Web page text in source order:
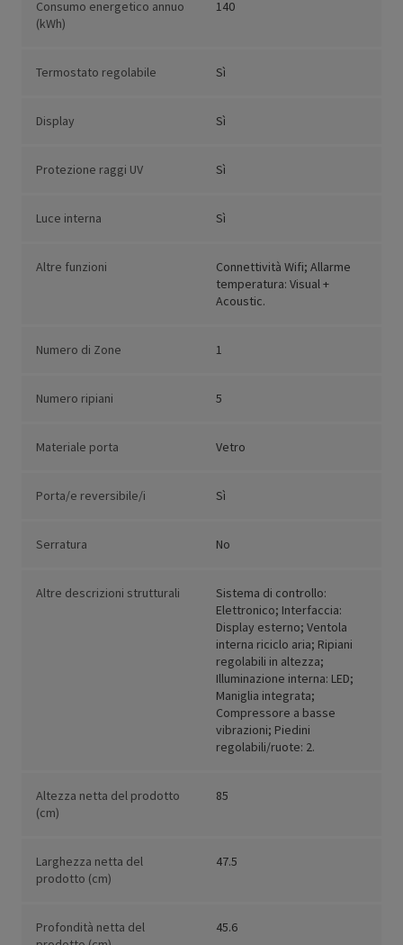
Consumo energetico annuo
(kWh)
140
Termostato regolabile Sì
Display Sì
Protezione raggi UV Sì
Luce interna Sì
Altre funzioni
Connettività Wifi; Allarme
temperatura: Visual +
Acoustic.
Numero di Zone 1
Numero ripiani 5
Materiale porta Vetro
Porta/e reversibile/i Sì
Serratura No
Altre descrizioni strutturali
Sistema di controllo:
Elettronico; Interfaccia:
Display esterno; Ventola
interna riciclo aria; Ripiani
regolabili in altezza;
Illuminazione interna: LED;
Maniglia integrata;
Compressore a basse
vibrazioni; Piedini
regolabili/ruote: 2.
Altezza netta del prodotto
(cm)
85
Larghezza netta del
prodotto (cm)
47.5
Profondità netta del
45.6